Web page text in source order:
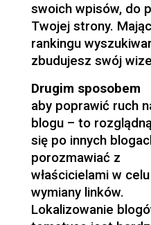
swoich wpisów, do
Twojej strony.
rankingu
zbudujesz swój
Drugim sposobem
aby poprawić ruch
blogu – to
się po innych
porozmawiać z
właścicielami w celu
wymiany linków.
Lokalizowanie